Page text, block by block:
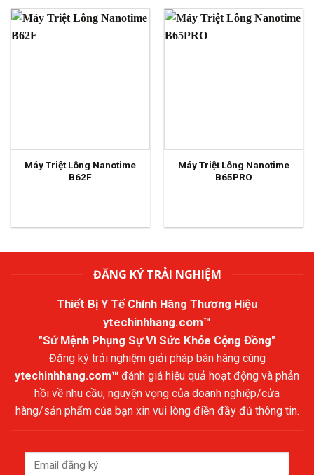
Máy Triệt Lông Nanotime
B62F
Máy Triệt Lông Nanotime
B65PRO
ĐĂNG KÝ TRẢI NGHIỆM
Thiết Bị Y Tế Chính Hãng Thương Hiệu
ytechinhhang.com™
"Sứ Mệnh Phụng Sự Vì Sức Khỏe Cộng Đồng"
Đăng ký trải nghiệm giải pháp bán hàng cùng
ytechinhhang.com™ đánh giá hiệu quả hoạt động và phản
hồi về nhu cầu, nguyện vọng của doanh nghiệp/cửa
hàng/sản phẩm của bạn xin vui lòng điền đầy đủ thông tin.